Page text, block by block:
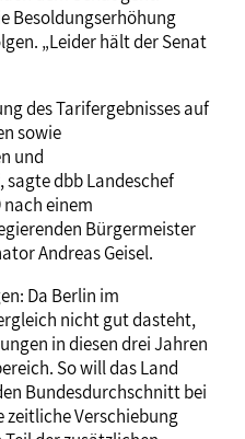
Besoldungserhöhung
„Leider hält der Senat
des Tarifergebnisses auf
sowie
und
sagte dbb Landeschef
nach einem
Bürgermeister
Andreas Geisel.
Da Berlin im
nicht gut dasteht,
in diesen drei Jahren
So will das Land
Bundesdurchschnitt bei
zeitliche Verschiebung